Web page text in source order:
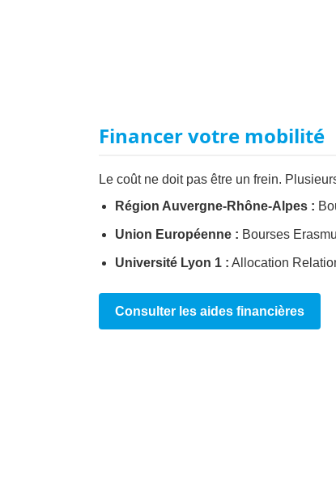
Financer votre mobilité
Le coût ne doit pas être un frein.
Région Auvergne-Rhône-Alpes :
Union Européenne : Bourses
Université Lyon 1 : Allocation
Consulter les aides financières